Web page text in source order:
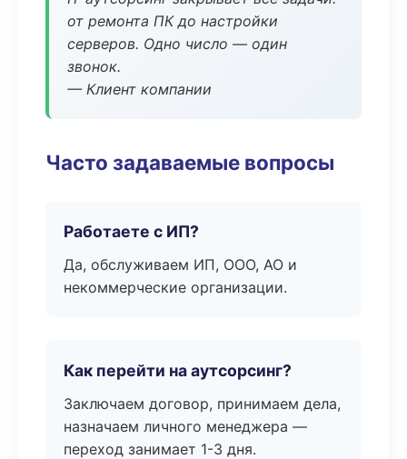
от ремонта ПК до настройки
серверов. Одно число — один
звонок.
— Клиент компании
Часто задаваемые вопросы
Работаете с ИП?
Да, обслуживаем ИП, ООО, АО и
некоммерческие организации.
Как перейти на аутсорсинг?
Заключаем договор, принимаем дела,
назначаем личного менеджера —
переход занимает 1-3 дня.